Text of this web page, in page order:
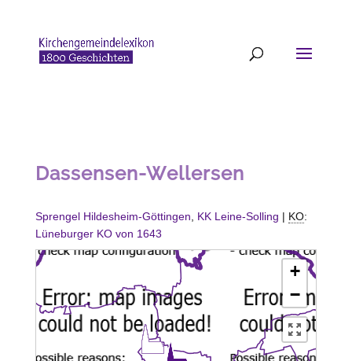
Dassensen-Wellersen
Sprengel Hildesheim-Göttingen KK Leine-Solling | KO:
Lüneburger KO von 1643
+
−